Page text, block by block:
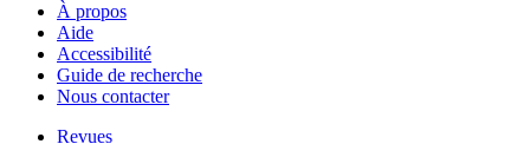
À propos
Aide
Accessibilité
Guide de recherche
Nous contacter
Revues